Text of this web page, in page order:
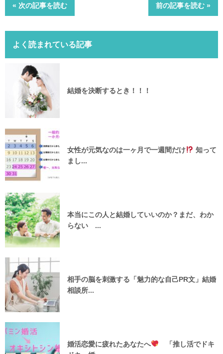
« 次の記事を読む 前の記事を読む »
よく読まれている記事
結婚を決断するとき！！！
女性が元気なのは一ヶ月で一週間だけ
知って
まし...
本当にこの人と結婚していいのか？まだ、わか
らない ...
相手の脳を刺激する「魅力的な自己PR文」結婚
相談所...
婚活恋愛に疲れたあなたへ
「推し活でドキ